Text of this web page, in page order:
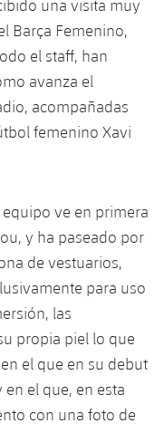
una visita muy
Barça Femenino,
el staff, han
avanza el
acompañadas
femenino Xavi
ve en primera
y ha paseado por
de vestuarios,
para uso
las
propia piel lo que
el que en su debut
el que, en esta
con una foto de